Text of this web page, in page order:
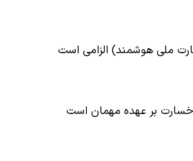
ملی هوشمند) الزامی است
خسارت بر عهده مهمان است